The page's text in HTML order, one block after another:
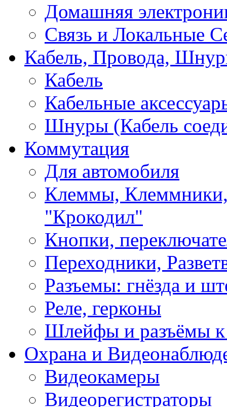
Домашняя
Связь и Локальные
Кабель, Провода,
Кабель
Кабельные
Шнуры (Кабель
Коммутация
Для автомобиля
Клеммы,
"Крокодил"
Кнопки,
Переходники,
Разъемы: гнёзда и
Реле, герконы
Шлейфы и разъёмы
Охрана и
Видеокамеры
Видеорегистраторы